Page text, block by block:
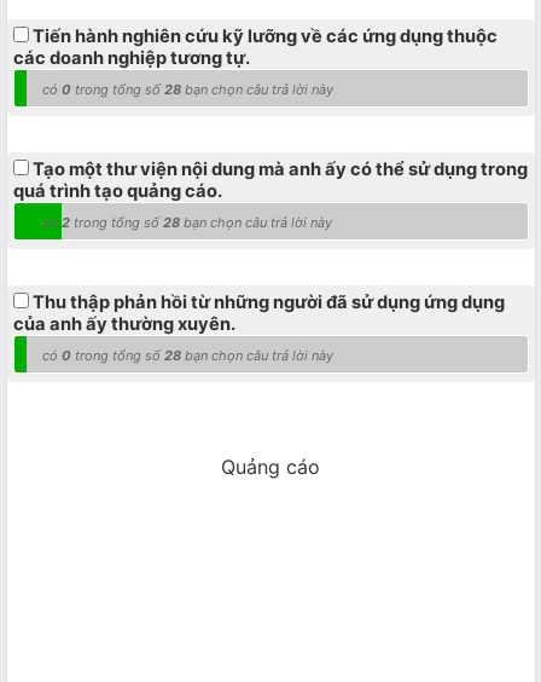
Tiến hành nghiên cứu kỹ lưỡng về các ứng dụng thuộc
các doanh nghiệp tương tự.
có 0 trong tổng số28bạn chọn câu trả lời này
Tạo một thư viện nội dung mà anh ấy có thể sử dụng trong
quá trình tạo quảng cáo.
có 2trong tổng số28bạn chọn câu trả lời này
Thu thập phản hồi từ những người đã sử dụng ứng dụng
của anh ấy thường xuyên.
có 0 trong tổng số28bạn chọn câu trả lời này
Quảng cáo